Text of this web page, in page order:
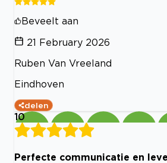
Beveelt aan
21 February 2026
Ruben Van Vreeland
Eindhoven
delen
10
Perfecte communicatie en